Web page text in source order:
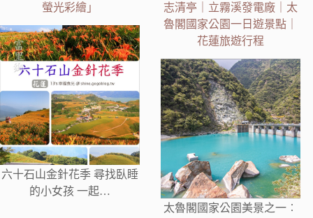
螢光彩繪」
六十石山金針花季 尋找臥睡
的小女孩 一起…
志清亭｜立霧溪發電廠｜太
魯閣國家公園一日遊景點｜
花蓮旅遊行程
太魯閣國家公園美景之一︰